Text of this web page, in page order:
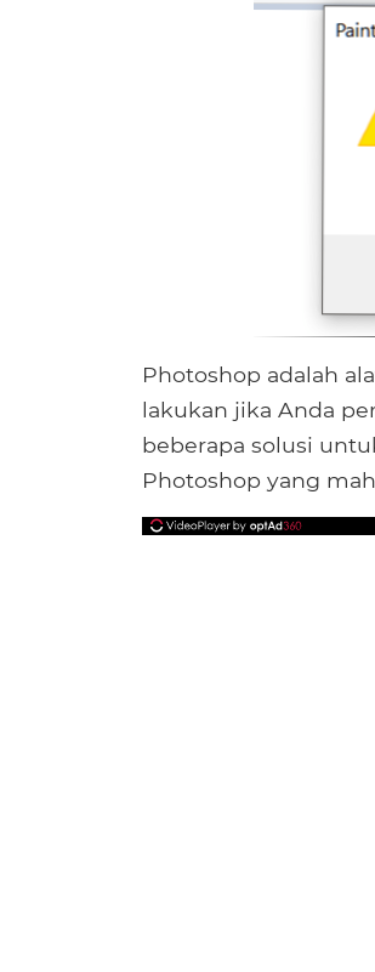
Photoshop adalah
lakukan jika Anda
beberapa solusi
Photoshop yang